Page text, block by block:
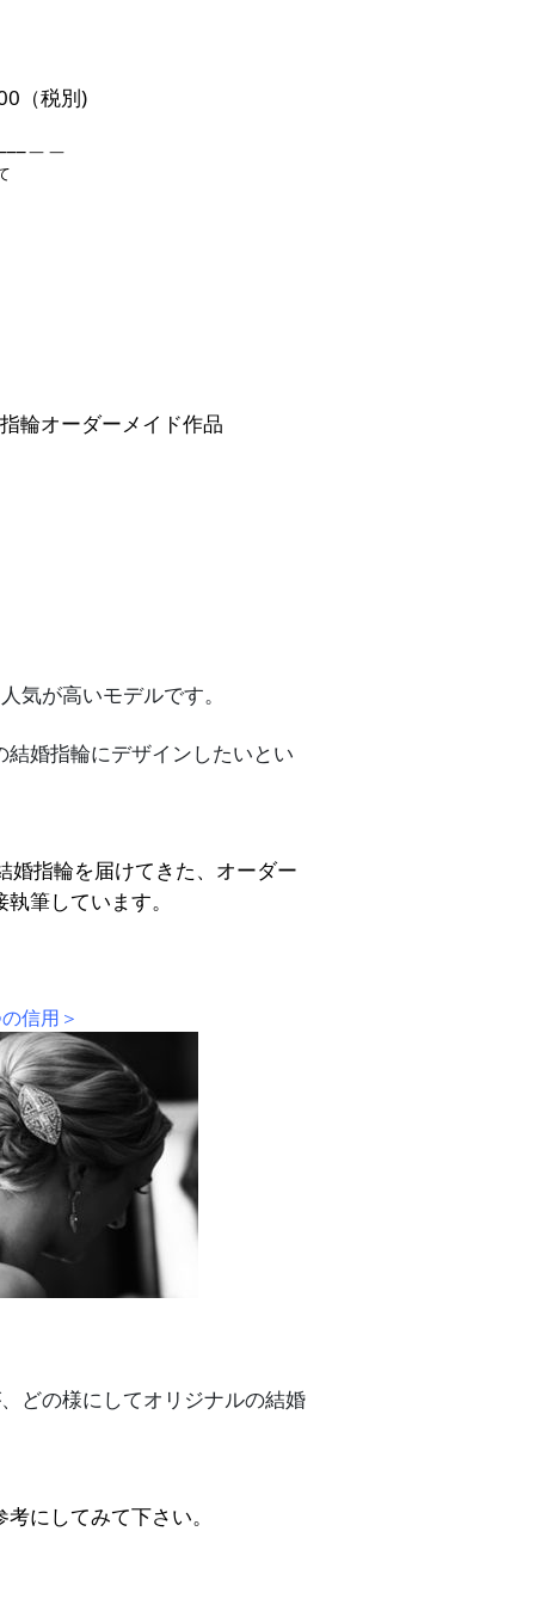
（税別)
輪オーダーメ イド作品
気が高いモデルです。
婚指輪にデザインしたいとい
婚指輪を届けてきた、オーダー
筆しています。
信用＞
どの様にしてオリジナルの結婚
にしてみて下さい。